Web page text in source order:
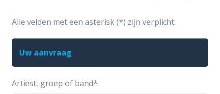
Alle velden met een asterisk (*) zijn verplicht.
Uw aanvraag
Artiest, groep of band*